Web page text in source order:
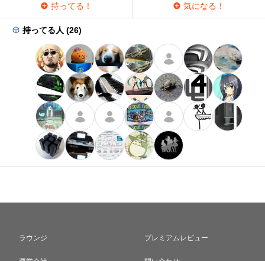
持ってる！ 気になる！
持ってる人 (26)
ラウンジ プレミアムレビュー